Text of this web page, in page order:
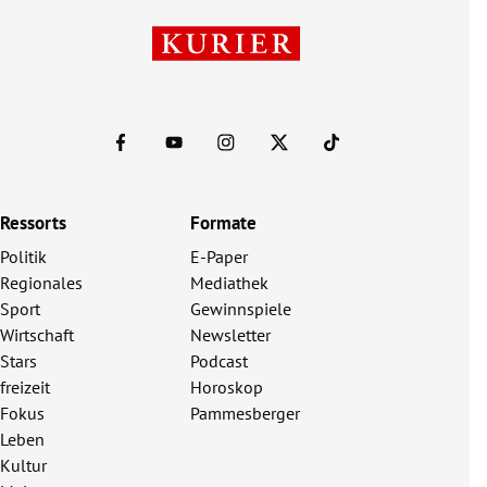
Ressorts
Politik
Regionales
Sport
Wirtschaft
Stars
freizeit
Fokus
Leben
Kultur
Formate
E-Paper
Mediathek
Gewinnspiele
Newsletter
Podcast
Horoskop
Pammesberger